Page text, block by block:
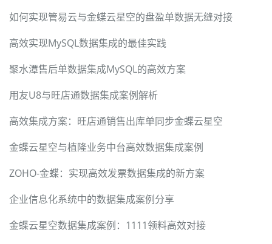
如何实现管易云与金蝶云星空的盘盈单数据无缝对接
高效实现MySQL数据集成的最佳实践
聚水潭售后单数据集成MySQL的高效方案
用友U8与旺店通数据集成案例解析
高效集成方案：旺店通销售出库单同步金蝶云星空
金蝶云星空与植隆业务中台高效数据集成案例
ZOHO-金蝶：实现高效发票数据集成的新方案
企业信息化系统中的数据集成案例分享
金蝶云星空数据集成案例：1111领料高效对接